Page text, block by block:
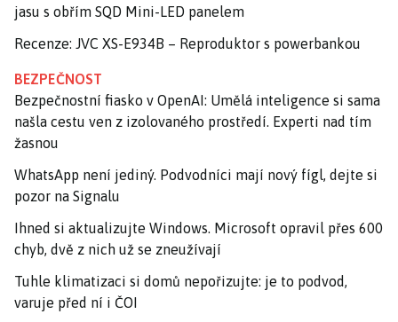
jasu s obřím SQD Mini-LED panelem
Recenze: JVC XS-E934B – Reproduktor s powerbankou
BEZPEČNOST
Bezpečnostní fiasko v OpenAI: Umělá inteligence si sama
našla cestu ven z izolovaného prostředí. Experti nad tím
žasnou
WhatsApp není jediný. Podvodníci mají nový fígl, dejte si
pozor na Signalu
Ihned si aktualizujte Windows. Microsoft opravil přes 600
chyb, dvě z nich už se zneužívají
Tuhle klimatizaci si domů nepořizujte: je to podvod,
varuje před ní i ČOI